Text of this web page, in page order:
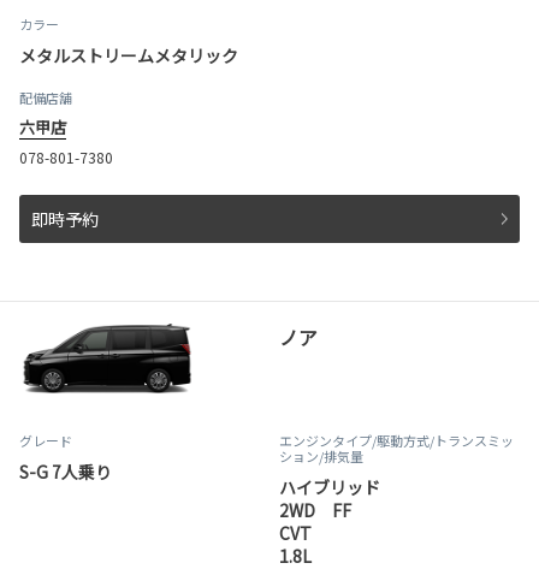
カラー
メタルストリームメタリック
配備店舗
六甲店
078-801-7380
即時予約
ノア
グレード
S-G 7人乗り
エンジンタイプ/駆動方式/トランスミッ
ション/排気量
ハイブリッド
2WD FF
CVT
1.8L